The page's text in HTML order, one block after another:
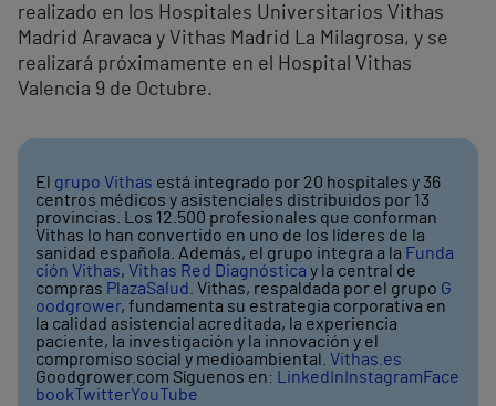
realizado en los Hospitales Universitarios Vithas
Madrid Aravaca y Vithas Madrid La Milagrosa, y se
realizará próximamente en el Hospital Vithas
Valencia 9 de Octubre.
El grupo Vithas está integrado por 20 hospitales y 36
centros médicos y asistenciales distribuidos por 13
provincias. Los 12.500 profesionales que conforman
Vithas lo han convertido en uno de los líderes de la
sanidad española. Además, el grupo integra a la Funda
ción Vithas, Vithas Red Diagnóstica y la central de
compras PlazaSalud . Vithas, respaldada por el grupo G
oodgrower, fundamenta su estrategia corporativa en
la calidad asistencial acreditada, la experiencia
paciente, la investigación y la innovación y el
compromiso social y medioambiental. Vithas.es
Goodgrower.com Síguenos en:
LinkedIn InstagramFace
bookTwitterYouTube